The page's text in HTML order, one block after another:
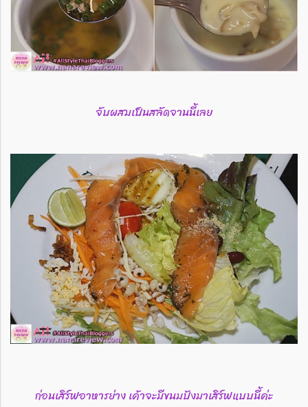
จับผสมเป็นสลัดจานนี้เลย
ก่อนเสิร์ฟอาหารย่าง เค้าจะมีขนมปังมาเสิร์ฟแบบนี้ค่ะ